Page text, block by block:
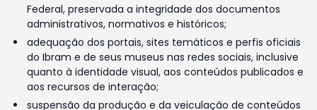
Federal, preservada a integridade dos documentos
administrativos, normativos e históricos;
adequação dos portais, sites temáticos e perfis oficiais
do Ibram e de seus museus nas redes sociais, inclusive
quanto à identidade visual, aos conteúdos publicados e
aos recursos de interação;
suspensão da produção e da veiculação de conteúdos